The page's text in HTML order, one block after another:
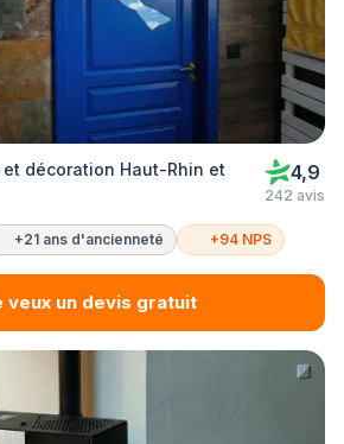
décoration Haut-Rhin et
4,9
242 avis
+21 ans d'ancienneté +94 NPS
veux un devis gratuit